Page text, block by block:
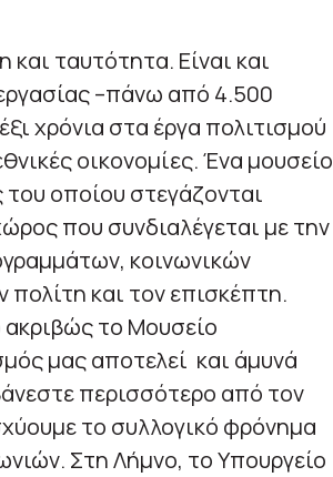
και ταυτότητα. Είναι και
–πάνω από 4.500
χρόνια στα έργα πολιτισμού
οικονομίες. Ένα μουσείο
οποίου στεγάζονται
που συνδιαλέγεται με την
κοινωνικών
πολίτη και τον επισκέπτη.
ακριβώς το Μουσείο
μας αποτελεί και άμυνά
περισσότερο από τον
το συλλογικό φρόνημα
Στη Λήμνο, το Υπουργείο